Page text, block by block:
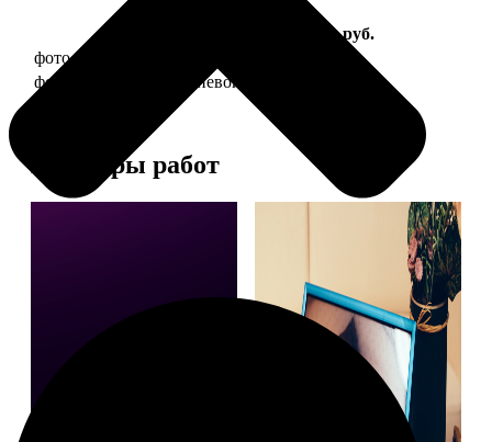
Цена, руб.
фото 20х30 в деревянной рамке
фото 20х30 в алюминиевой рамке
Примеры работ